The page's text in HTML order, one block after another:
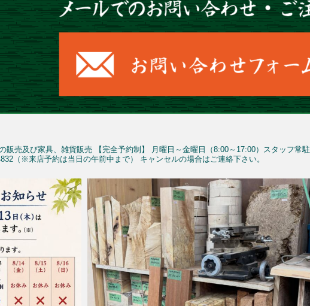
販売及び家具、雑貨販売 【完全予約制】 月曜日～金曜日（8:00～17:00）スタッフ常駐
（※来店予約は当日の午前中まで） キャンセルの場合はご連絡下さい。